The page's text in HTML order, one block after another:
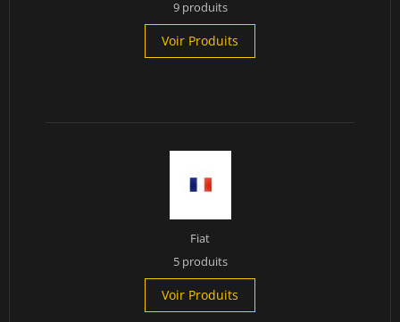
9 produits
Voir Produits
Fiat
5 produits
Voir Produits